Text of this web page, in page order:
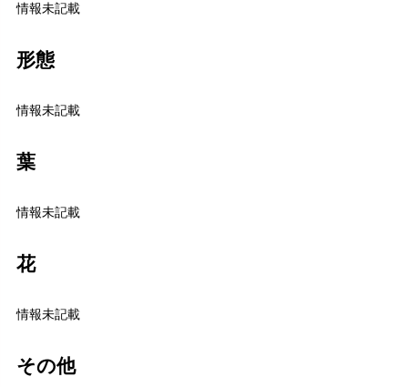
情報未記載
形態
情報未記載
葉
情報未記載
花
情報未記載
その他